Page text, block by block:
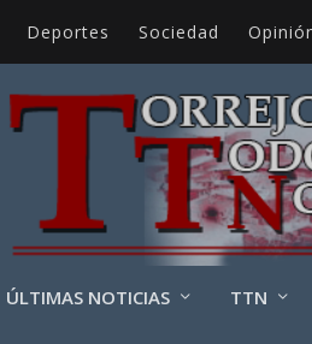
Deportes Sociedad
ÚLTIMAS NOTICIAS TTN